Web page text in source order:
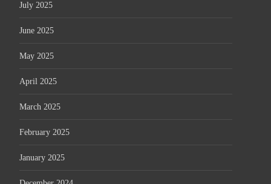
July 2025
June 2025
May 2025
April 2025
March 2025
February 2025
January 2025